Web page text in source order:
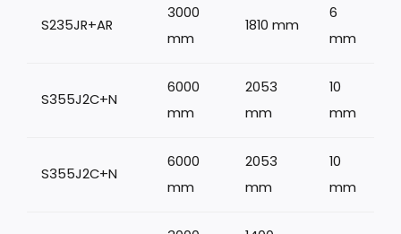
S235JR+AR
3000
mm
1810 mm
6
mm
S355J2C+N
6000
mm
2053
mm
10
mm
S355J2C+N
6000
mm
2053
mm
10
mm